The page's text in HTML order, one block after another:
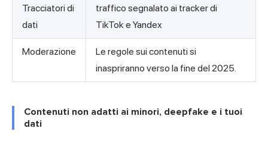
Tracciatori di
dati
traffico segnalato ai tracker di
TikTok e Yandex
Moderazione
Le regole sui contenuti si
inaspriranno verso la fine del 2025.
Contenuti non adatti ai minori, deepfake e i tuoi
dati